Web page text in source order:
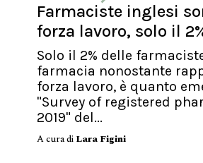
Farmaciste inglesi
forza lavoro, solo il
Solo il 2% delle
farmacia nonostante
forza lavoro, è quanto
"Survey of registered
2019" del...
A cura di Lara Figini